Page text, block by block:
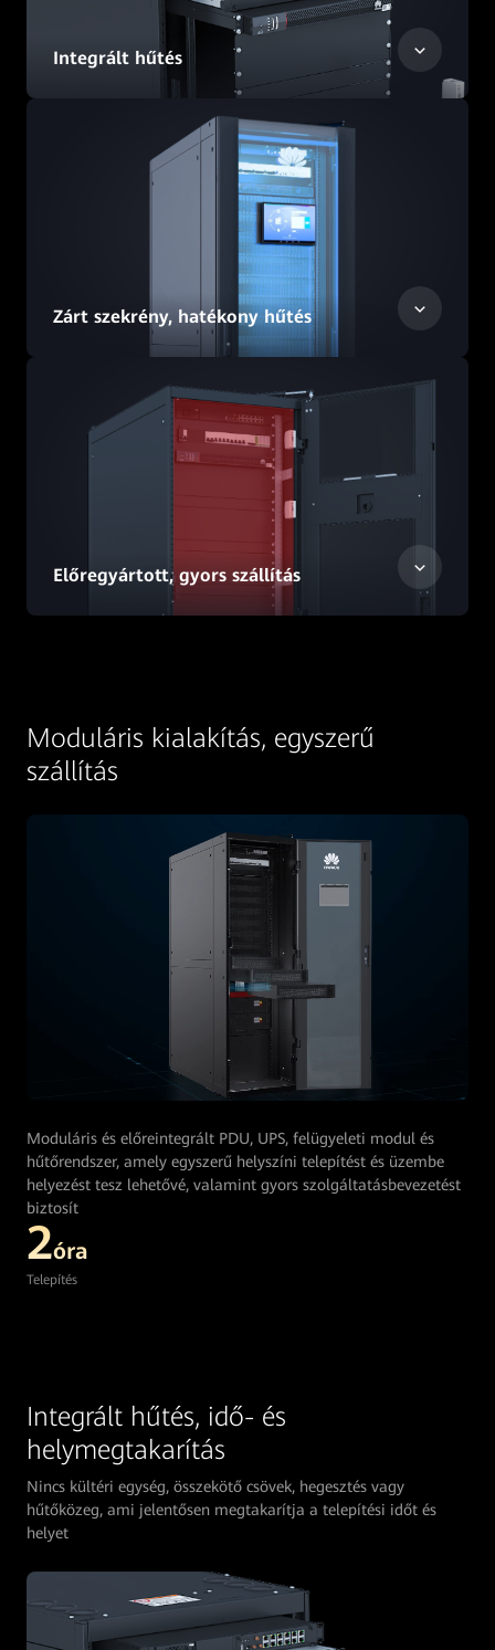
Integrált hűtés
Zárt szekrény, hatékony hűtés
Előregyártott, gyors szállítás
Moduláris kialakítás, egyszerű
szállítás
Moduláris és előreintegrált PDU, UPS, felügyeleti modul és
hűtőrendszer, amely egyszerű helyszíni telepítést és üzembe
helyezést tesz lehetővé, valamint gyors szolgáltatásbevezetést
biztosít
2óra
Telepítés
Integrált hűtés, idő- és
helymegtakarítás
Nincs kültéri egység, összekötő csövek, hegesztés vagy
hűtőközeg, ami jelentősen megtakarítja a telepítési időt és
helyet